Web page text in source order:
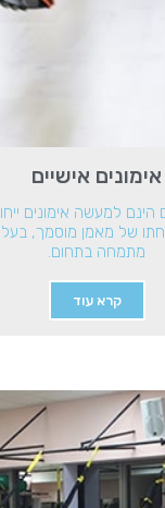
אימונים אישיים
הינם למעשה אימונים
של מאמן מוסמך, בעל
מתמחה בתחום.
קרא עוד